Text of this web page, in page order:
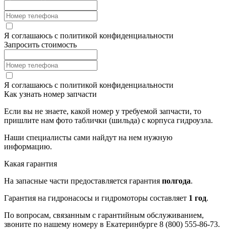
Я соглашаюсь с политикой конфиденциальности
Запросить стоимость
Я соглашаюсь с политикой конфиденциальности
Как узнать номер запчасти
Если вы не знаете, какой номер у требуемой запчасти, то
пришлите нам фото таблички (шильда) с корпуса гидроузла.
Наши специалисты сами найдут на нем нужную
информацию.
Какая гарантия
На запасные части предоставляется гарантия полгода.
Гарантия на гидронасосы и гидромоторы составляет 1 год.
По вопросам, связанным с гарантийным обслуживанием,
звоните по нашему номеру в Екатеринбурге 8 (800) 555-86-73.